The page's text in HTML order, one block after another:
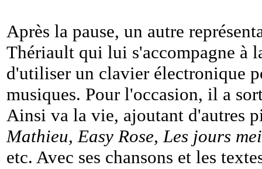
Après la pause, un autre
Thériault qui lui s'accompagne à
d'utiliser un clavier électronique
musiques. Pour l'occasion, il a
Ainsi va la vie, ajoutant d'autres
Mathieu, Easy Rose, Les jours
etc. Avec ses chansons et les